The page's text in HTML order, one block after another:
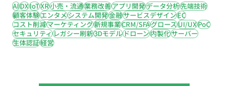
AIDXIoTXR小売・流通業務改善アプリ開発データ分析先端技術
顧客体験エンタメシステム開発金融サービスデザインEC
コスト削減マーケティング新規事業CRM/SFAグロースUI/UXPoC
セキュリティレガシー刷新3Dモデルドローン内製化サーバー
生体認証経営